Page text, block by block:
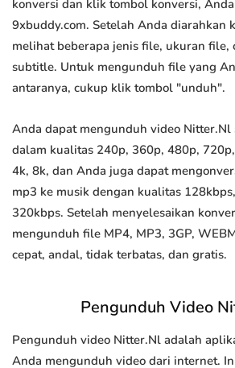
konversi dan klik tombol konversi,
9xbuddy.com. Setelah Anda diarahkan
melihat beberapa jenis file, ukuran file,
subtitle. Untuk mengunduh file yang
antaranya, cukup klik tombol "unduh".
Anda dapat mengunduh video
dalam kualitas 240p, 360p, 480p,
4k, 8k, dan Anda juga dapat
mp3 ke musik dengan kualitas
320kbps. Setelah menyelesaikan
mengunduh file MP4, MP3, 3GP,
cepat, andal, tidak terbatas, dan gratis.
Pengunduh Video
Pengunduh video Nitter.Nl adalah
Anda mengunduh video dari internet.